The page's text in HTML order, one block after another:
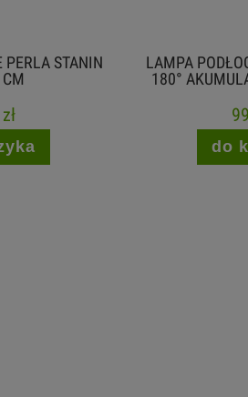
LAMPA PODŁOGOWA LED 6 W RGB
180° AKUMULATOROWA CZARNA